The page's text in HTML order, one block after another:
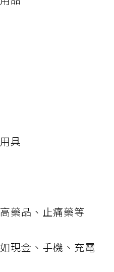
具
藥品、止痛藥等
現金、手機、充電